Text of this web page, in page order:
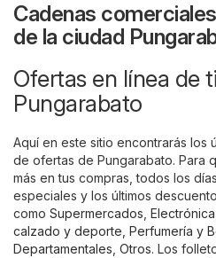
Cadenas
de la ciudad
Ofertas en línea de
Pungarabato
Aquí en este sitio encontrarás los
de ofertas de Pungarabato. Para
más en tus compras, todos los
especiales y los últimos
como Supermercados Electrónica
calzado y deporte Perfumería y
Departamentales Otros. Los